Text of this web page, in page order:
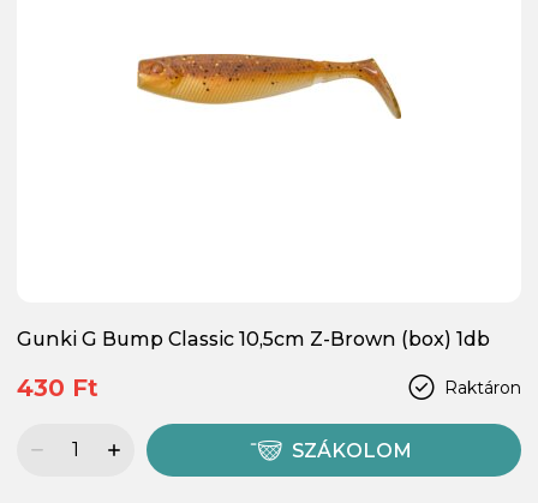
Gunki G Bump Classic 10,5cm Z-Brown (box) 1db
Raktáron
430 Ft
SZÁKOLOM